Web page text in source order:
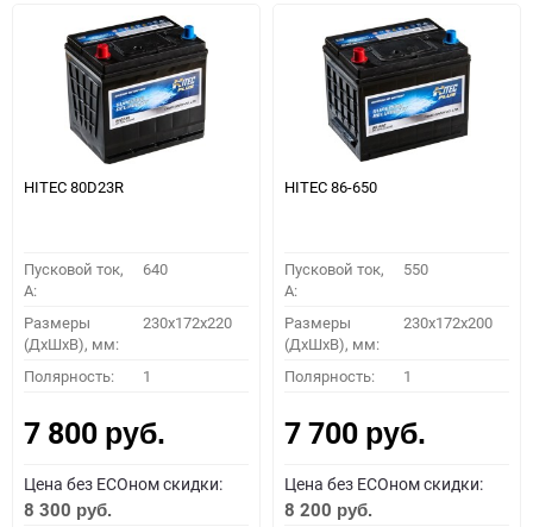
HITEC 80D23R
Пусковой ток,
A:
640
Размеры
(ДхШхВ), мм:
230x172x220
Полярность: 1
7 800 руб.
Цена без ECOном скидки:
8 300 руб.
HITEC 86-650
Пусковой ток,
A:
550
Размеры
(ДхШхВ), мм:
230x172x200
Полярность: 1
7 700 руб.
Цена без ECOном скидки:
8 200 руб.